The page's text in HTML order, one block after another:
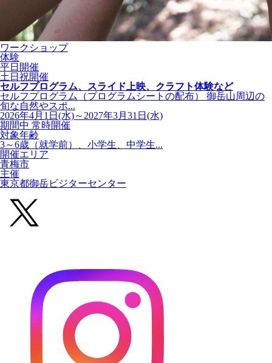
ワークショップ
体験
平日開催
土日祝開催
セルフプログラム、スライド上映、クラフト体験など
セルフプログラム（プログラムシートの配布） 御岳山周辺の
旬な自然やスポ...
2026年4月1日(水)～2027年3月31日(水)
期間中 常時開催
対象年齢
3～6歳（就学前）、小学生、中学生...
開催エリア
青梅市
主催
東京都御岳ビジターセンター